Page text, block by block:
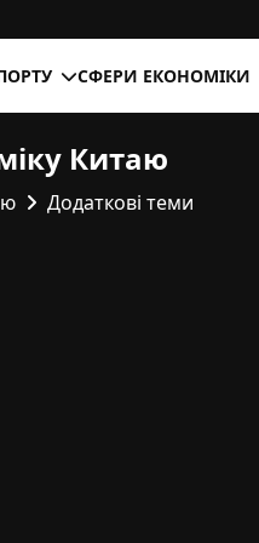
СФЕРИ ЕКОНОМІКИ
Китаю
Додаткові теми